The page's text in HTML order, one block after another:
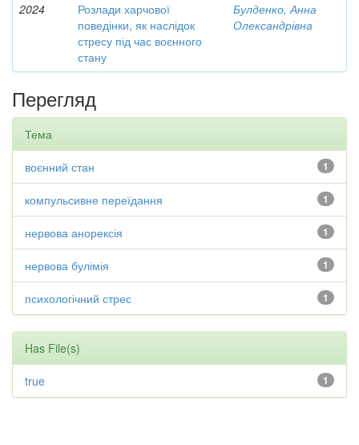
2024
Розлади харчової
поведінки, як наслідок
стресу під час воєнного
стану
Булденко, Анна
Олександрівна
Перегляд
Тема
1
воєнний стан
1
компульсивне переїдання
1
нервова анорексія
1
нервова булімія
1
психологічний стрес
Has File(s)
1
true